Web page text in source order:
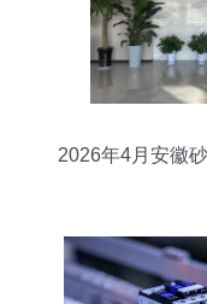
2026年4月安徽